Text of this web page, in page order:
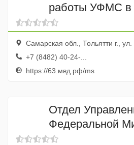
работы УФМС в
Самарская обл., Тольятти г.,
+7 (8482) 40-24-...
https://63.мвд.рф/ms
Отдел
Федеральной
Службы России